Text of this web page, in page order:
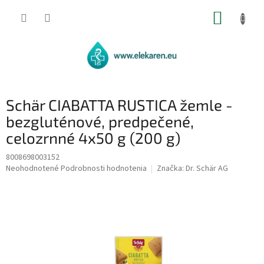
Schär CIABATTA RUSTICA žemle -
bezgluténové, predpečené,
celozrnné 4x50 g (200 g)
8008698003152
Priemerné
Neohodnotené Podrobnosti hodnotenia Značka: Dr. Schär AG